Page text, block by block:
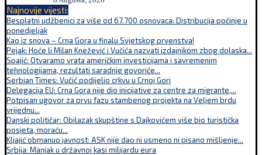
Najnovije vijesti:
Besplatni udžbenici za više od 67.700 osnovaca: Distribucija počinje u
ponedjeljak
Kao iz snova – Crna Gora u finalu Svjetskog prvenstva!
Pejak: Hoće li Milan Knežević i Vučića nazvati izdajnikom zbog dolaska...
Spajić: Otvaramo vrata američkim investicijama i savremenim
tehnologijama, rezultati saradnje govoriće...
Serbian Times: Vučić podijelio crkvu u Crnoj Gori
Delegacija EU: Crna Gora nije dio inicijative za centre za migrante,...
Potpisan ugovor za prvu fazu stambenog projekta na Veljem brdu
vrijednu...
Danski političar: Obilazak skupštine s Dajkovićem više bio turistička
posjeta, moraću...
Kljajić obmanuo javnost: ASK nije dao ni usmeno ni pisano mišljenje...
Srbija: Manjak u državnoj kasi milijardu eura